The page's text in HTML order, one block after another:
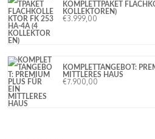
KOMPLETTPAKET
KOLLEKTOREN)
€3.999,00
KOMPLETTANGEBOT:
MITTLERES HAUS
€7.900,00